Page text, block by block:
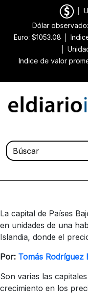
Dólar
Euro: $1053.08
Indice de valor
La capital de Países
en unidades de una
Islandia, donde el
Por: Tomás Rodríguez
Son varias las
crecimiento en los